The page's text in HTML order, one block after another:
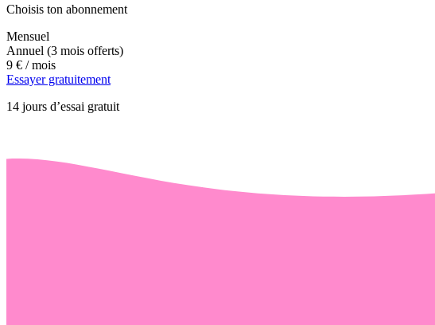
Choisis ton abonnement
Mensuel
Annuel (3 mois offerts)
9 € / mois
Essayer gratuitement
14 jours d’essai gratuit